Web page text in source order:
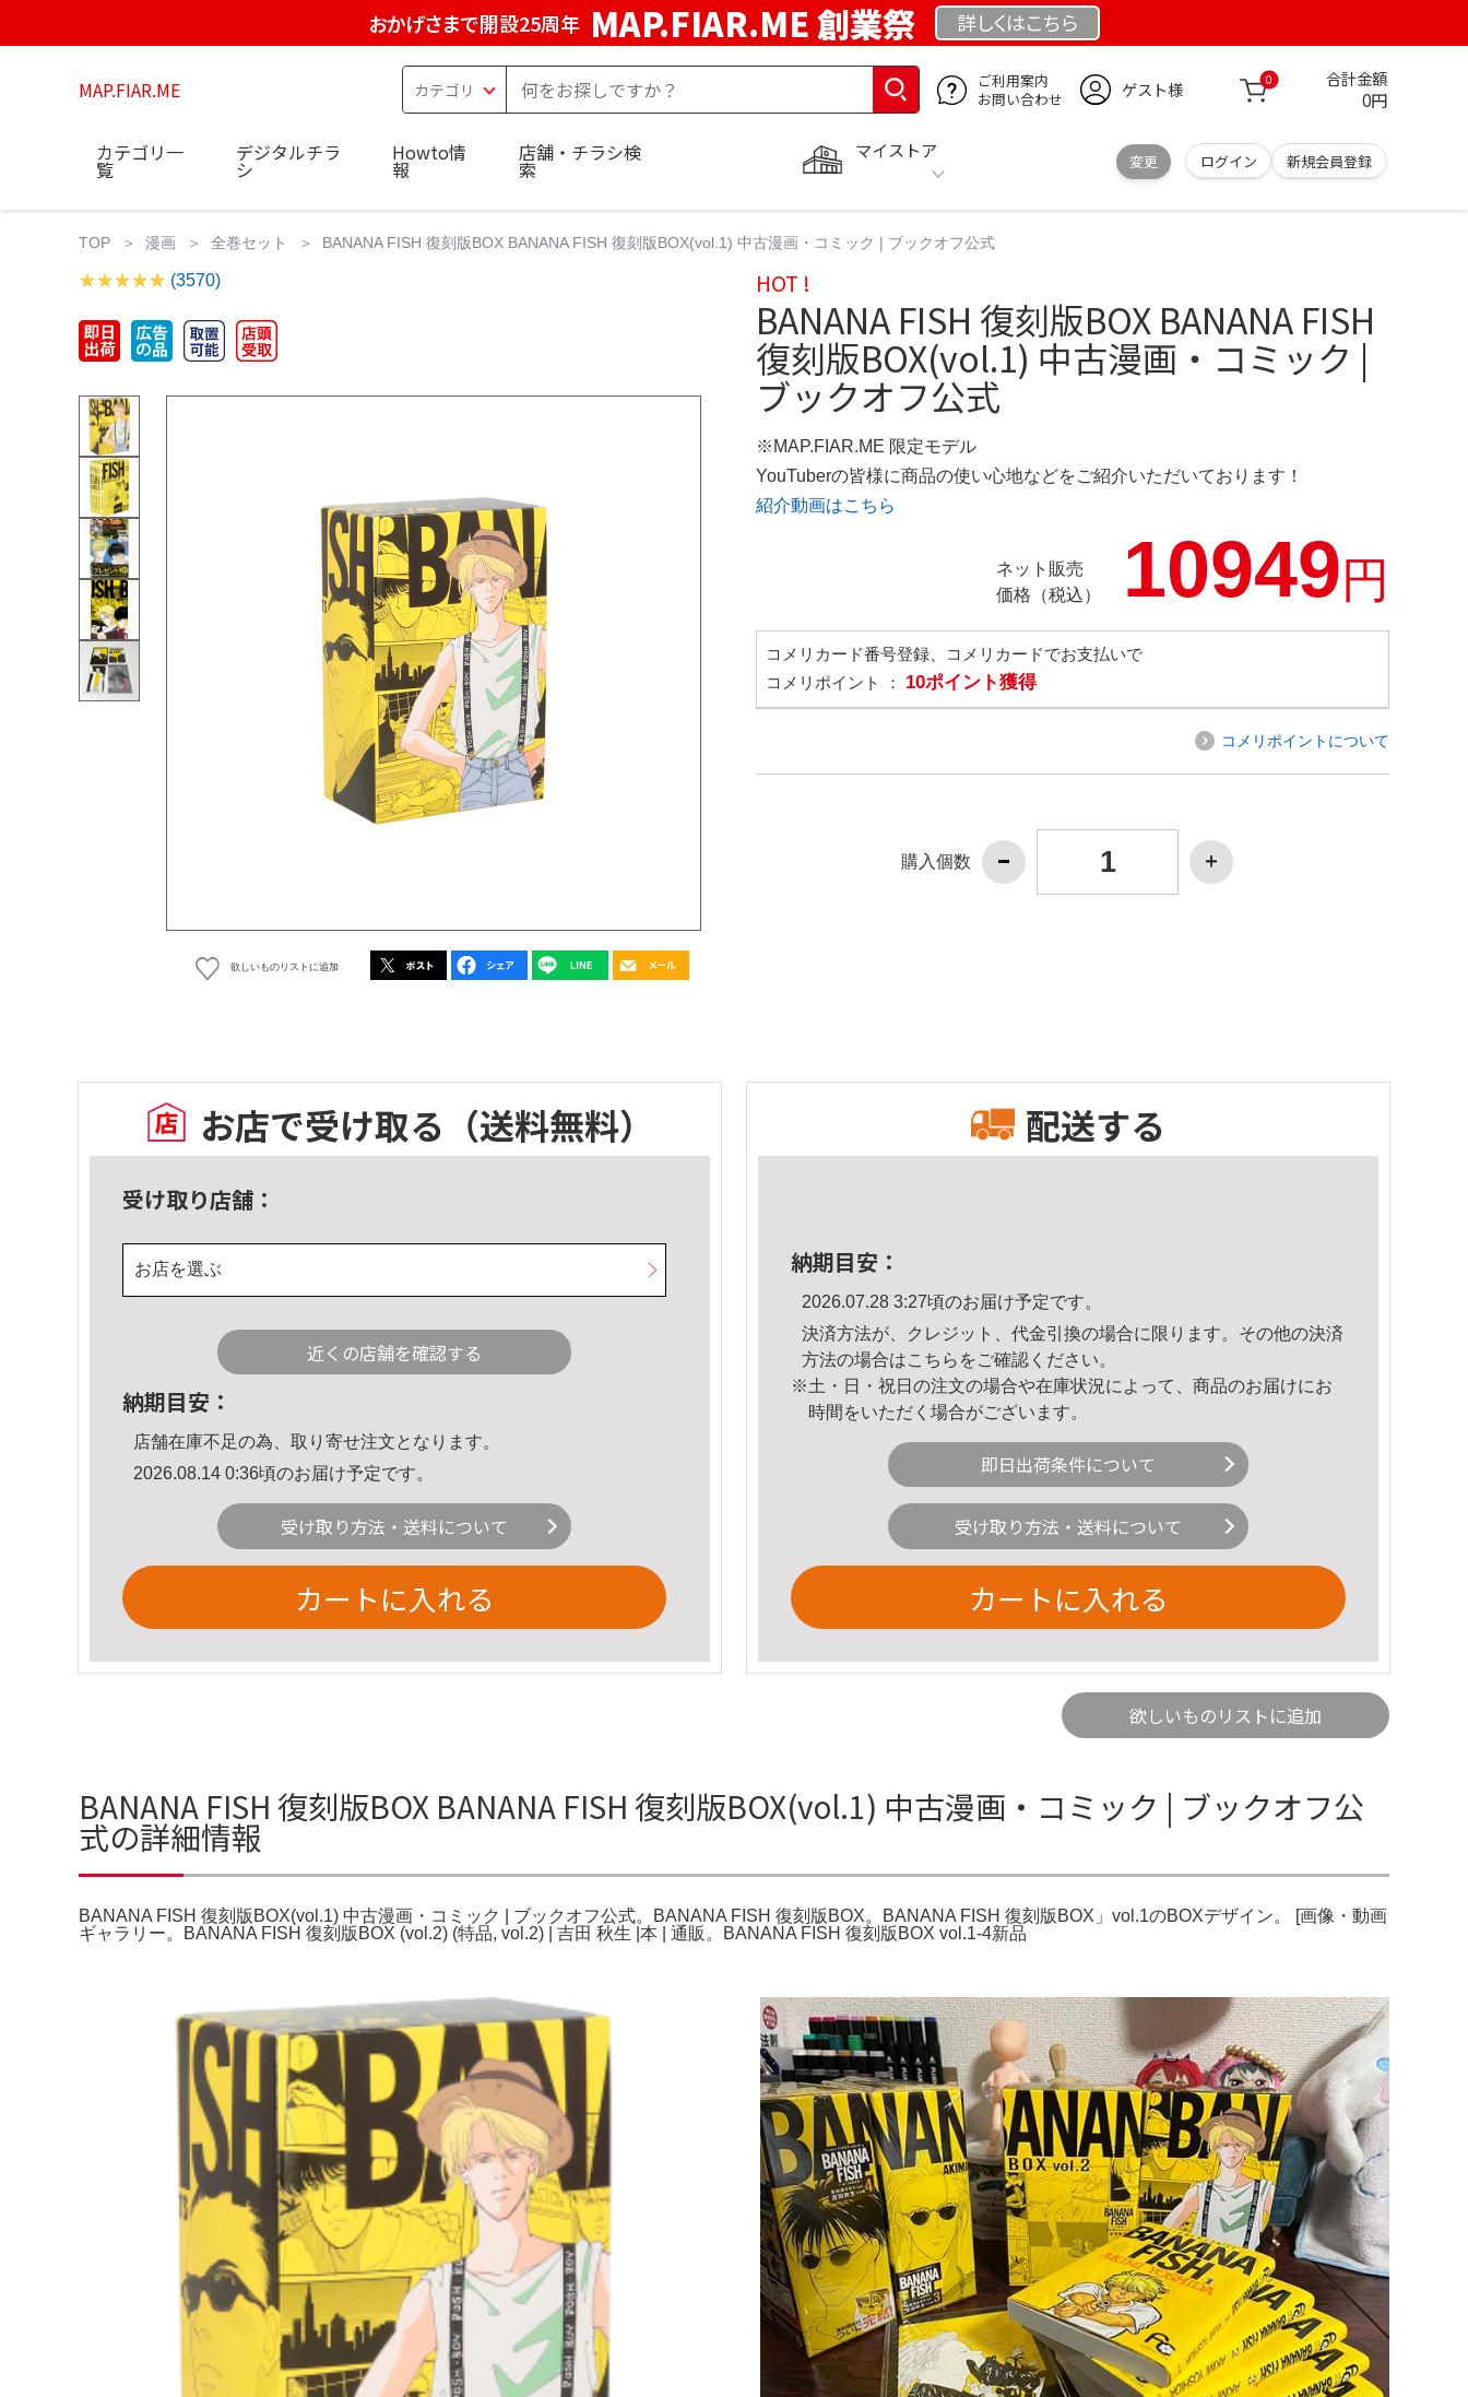
おかげさまで開設25周年 MAP.FIAR.ME 創業祭 詳しくはこちら
MAP.FIAR.ME
ご利用案内
お問い合わせ
ゲスト様 0 合計金額
0円
マイストア
変更 ログイン 新規会員登録
カテゴリ一
覧
デジタルチラ
シ
Howto情
報
店舗・チラシ検
索
TOP 漫画 全巻セット BANANA FISH 復刻版BOX BANANA FISH 復刻版BOX(vol.1) 中古漫画・コミック | ブックオフ公式
(3570)
欲しいものリストに追加
HOT !
BANANA FISH 復刻版BOX BANANA FISH
復刻版BOX(vol.1) 中古漫画・コミック |
ブックオフ公式
※MAP.FIAR.ME 限定モデル
YouTuberの皆様に商品の使い心地などをご紹介いただいております！
紹介動画はこちら
ネット販売
価格（税込）
10949円
コメリカード番号登録、コメリカードでお支払いで
コメリポイント ： 10ポイント獲得
コメリポイントについて
購入個数
お店で受け取る （送料無料）
受け取り店舗：
お店を選ぶ
近くの店舗を確認する
納期目安：
店舗在庫不足の為、取り寄せ注文となります。
2026.08.14 0:36頃のお届け予定です。
受け取り方法・送料について
カートに入れる
配送する
納期目安：
2026.07.28 3:27頃のお届け予定です。
決済方法が、クレジット、代金引換の場合に限ります。その他の決済
方法の場合はこちら をご確認ください。
※土・日・祝日の注文の場合や在庫状況によって、商品のお届けにお
時間をいただく場合がございます。
即日出荷条件について
受け取り方法・送料について
カートに入れる
欲しいものリストに追加
BANANA FISH 復刻版BOX BANANA FISH 復刻版BOX(vol.1) 中古漫画・コミック | ブックオフ公
式の詳細情報
BANANA FISH 復刻版BOX(vol.1) 中古漫画・コミック | ブックオフ公式。BANANA FISH 復刻版BOX。BANANA FISH 復刻版BOX」vol.1のBOXデザイン。 [画像・動画
ギャラリー。BANANA FISH 復刻版BOX (vol.2) (特品, vol.2) | 吉田 秋生 |本 | 通販。BANANA FISH 復刻版BOX vol.1-4新品